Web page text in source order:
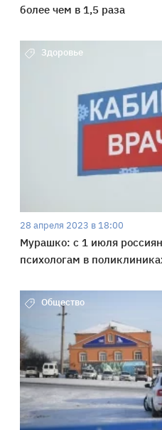
более чем в 1,5 раза
Здоровье
28 апреля 2023 в 18:00
Мурашко: с 1 июля
психологам в
Общество